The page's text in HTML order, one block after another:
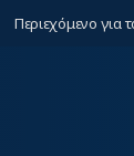
Περιεχόμενο για